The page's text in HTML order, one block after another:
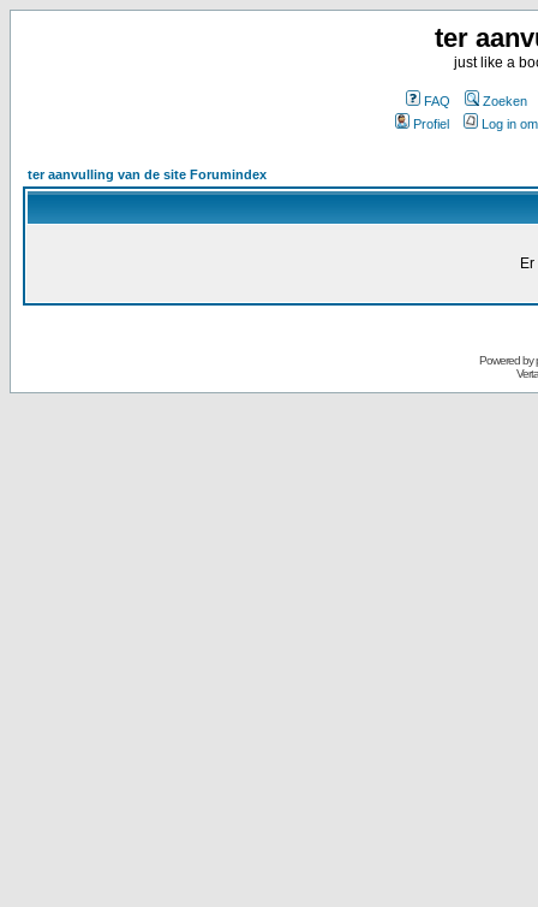
ter
just like a
FAQ
Zoeken
Profiel
Log in
ter aanvulling van de site Forumindex
Powered by